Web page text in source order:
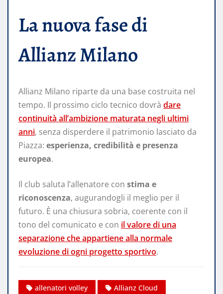
La nuova fase di
Allianz Milano
Allianz Milano riparte da una base costruita nel
tempo. Il prossimo ciclo tecnico dovrà dare
continuità all’ambizione maturata negli ultimi
anni, senza disperdere il patrimonio lasciato da
Piazza: esperienza, credibilità e presenza
europea.
Il club saluta l’allenatore con stima e
riconoscenza, augurandogli il meglio per il
futuro. È una chiusura sobria, coerente con il
tono del comunicato e con il valore di una
separazione che appartiene alla normale
evoluzione di ogni progetto sportivo.
allenatori volley
Allianz Cloud